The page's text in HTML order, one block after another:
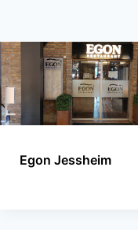
Egon Jessheim